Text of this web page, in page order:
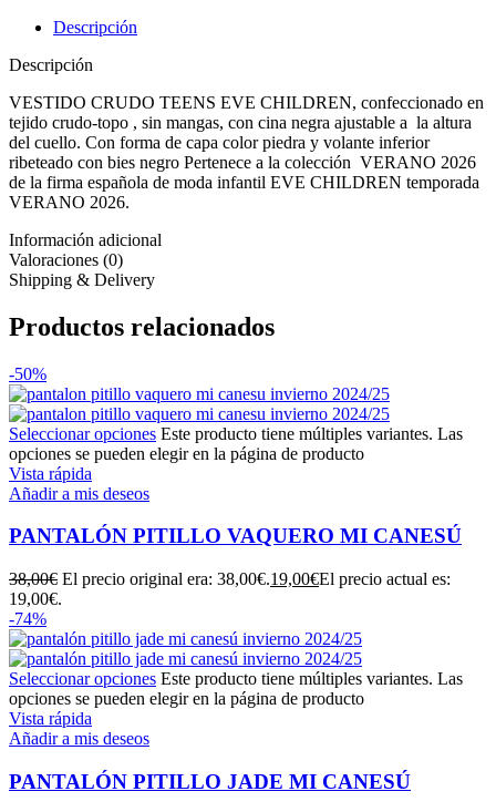
Descripción
Descripción
VESTIDO CRUDO TEENS EVE CHILDREN, confeccionado en
tejido crudo-topo , sin mangas, con cina negra ajustable a la altura
del cuello. Con forma de capa color piedra y volante inferior
ribeteado con bies negro Pertenece a la colección VERANO 2026
de la firma española de moda infantil EVE CHILDREN temporada
VERANO 2026.
Información adicional
Valoraciones (0)
Shipping & Delivery
Productos relacionados
-50%
Seleccionar opciones Este producto tiene múltiples variantes. Las
opciones se pueden elegir en la página de producto
Vista rápida
Añadir a mis deseos
PANTALÓN PITILLO VAQUERO MI CANESÚ
38,00€ El precio original era: 38,00€.19,00€El precio actual es:
19,00€.
-74%
Seleccionar opciones Este producto tiene múltiples variantes. Las
opciones se pueden elegir en la página de producto
Vista rápida
Añadir a mis deseos
PANTALÓN PITILLO JADE MI CANESÚ